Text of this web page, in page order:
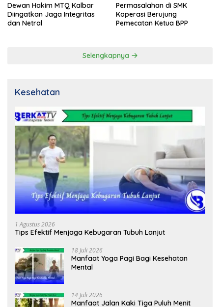
Dewan Hakim MTQ Kalbar
Diingatkan Jaga Integritas
dan Netral
Permasalahan di SMK
Koperasi Berujung
Pemecatan Ketua BPP
Selengkapnya
Kesehatan
1 Agustus 2026
Tips Efektif Menjaga Kebugaran Tubuh Lanjut
18 Juli 2026
Manfaat Yoga Pagi Bagi Kesehatan
Mental
14 Juli 2026
Manfaat Jalan Kaki Tiga Puluh Menit